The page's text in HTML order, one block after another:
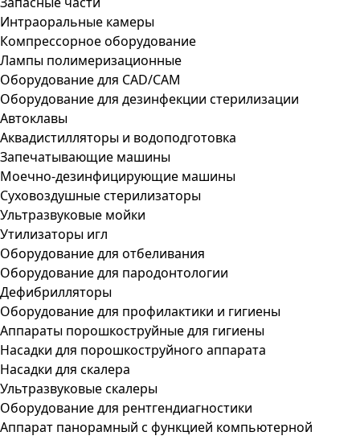
Интраоральные камеры
Компрессорное оборудование
Лампы полимеризационные
Оборудование для CAD/CAM
Оборудование для дезинфекции стерилизации
Автоклавы
Аквадистилляторы и водоподготовка
Запечатывающие машины
Моечно-дезинфицирующие машины
Суховоздушные стерилизаторы
Ультразвуковые мойки
Утилизаторы игл
Оборудование для отбеливания
Оборудование для пародонтологии
Дефибрилляторы
Оборудование для профилактики и гигиены
Аппараты порошкоструйные для гигиены
Насадки для порошкоструйного аппарата
Насадки для скалера
Ультразвуковые скалеры
Оборудование для рентгендиагностики
Аппарат панорамный с функцией компьютерной